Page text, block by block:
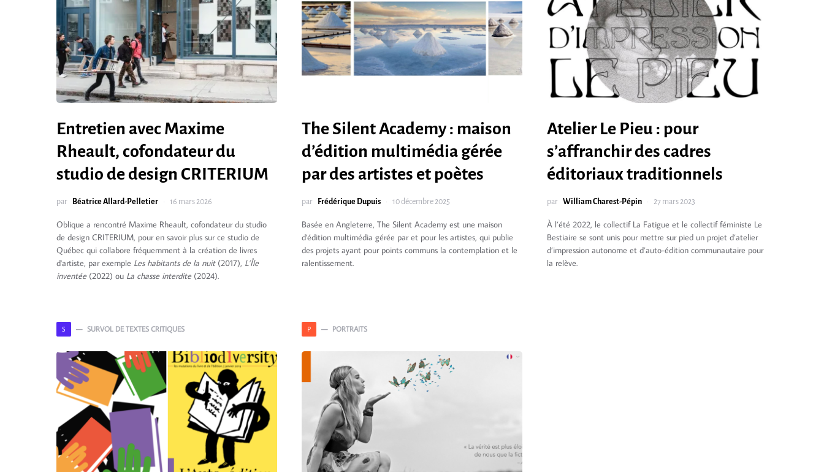
Entretien avec Maxime
Rheault, cofondateur du
studio de design CRITERIUM
par Béatrice Allard-Pelletier 16 mars 2026
Oblique a rencontré Maxime Rheault, cofondateur du studio
de design CRITERIUM, pour en savoir plus sur ce studio de
Québec qui collabore fréquemment à la création de livres
d'artiste, par exemple Les habitants de la nuit(2017), L’Île
inventée(2022) ou La chasse interdite(2024).
The Silent Academy : maison
d’édition multimédia gérée
par des artistes et poètes
par Frédérique Dupuis 10 décembre 2025
Basée en Angleterre, The Silent Academy est une maison
d'édition multimédia gérée par et pour les artistes, qui publie
des projets ayant pour points communs la contemplation et le
ralentissement.
Atelier Le Pieu : pour
s’affranchir des cadres
éditoriaux traditionnels
par William Charest-Pépin 27 mars 2023
À l’été 2022, le collectif La Fatigue et le collectif féministe Le
Bestiaire se sont unis pour mettre sur pied un projet d’atelier
d’impression autonome et d’auto-édition communautaire pour
la relève.
S SURVOL DE TEXTES CRITIQUES P PORTRAITS